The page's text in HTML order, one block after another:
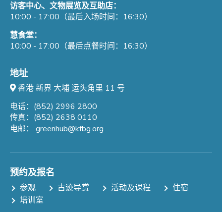
访客中心、文物展览及互助店：
10:00 - 17:00（最后入场时间：16:30）
慧食堂：
10:00 - 17:00（最后点餐时间：16:30）
地址
香港 新界 大埔 运头角里 11 号
电话：(852) 2996 2800
传真：(852) 2638 0110
电邮： greenhub@kfbg.org
预约及报名
参观 古迹导赏 活动及课程
住宿
培训室